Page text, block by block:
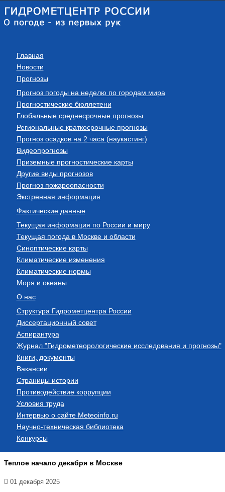
Главная
Новости
Прогнозы
Прогноз погоды на неделю по городам мира
Прогностические бюллетени
Глобальные среднесрочные прогнозы
Региональные краткосрочные прогнозы
Прогноз осадков на 2 часа (наукастинг)
Видеопрогнозы
Приземные прогностические карты
Другие виды прогнозов
Прогноз пожароопасности
Экстренная информация
Фактические данные
Текущая информация по России и миру
Текущая погода в Москве и области
Синоптические карты
Климатические изменения
Климатические нормы
Моря и океаны
О нас
Структура Гидрометцентра России
Диссертационный совет
Аспирантура
Журнал "Гидрометеорологические исследования и прогнозы"
Книги, документы
Вакансии
Страницы истории
Противодействие коррупции
Условия труда
Интервью о сайте Meteoinfo.ru
Научно-техническая библиотека
Конкурсы
Теплое начало декабря в Москве
01 декабря 2025